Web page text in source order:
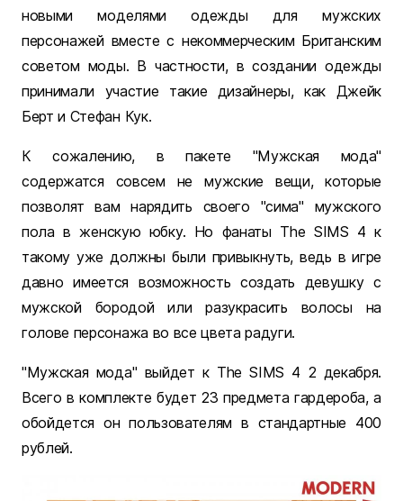
новыми моделями одежды для мужских
персонажей вместе с некоммерческим Британским
советом моды. В частности, в создании одежды
принимали участие такие дизайнеры, как Джейк
Берт и Стефан Кук.
К сожалению, в пакете "Мужская мода"
содержатся совсем не мужские вещи, которые
позволят вам нарядить своего "сима" мужского
пола в женскую юбку. Но фанаты The SIMS 4 к
такому уже должны были привыкнуть, ведь в игре
давно имеется возможность создать девушку с
мужской бородой или разукрасить волосы на
голове персонажа во все цвета радуги.
"Мужская мода" выйдет к The SIMS 4 2 декабря.
Всего в комплекте будет 23 предмета гардероба, а
обойдется он пользователям в стандартные 400
рублей.